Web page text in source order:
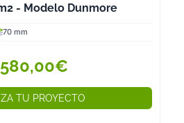
- Modelo Dunmore
70 mm
TU PROYECTO